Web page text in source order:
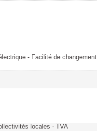
- Facilité de changement
locales - TVA